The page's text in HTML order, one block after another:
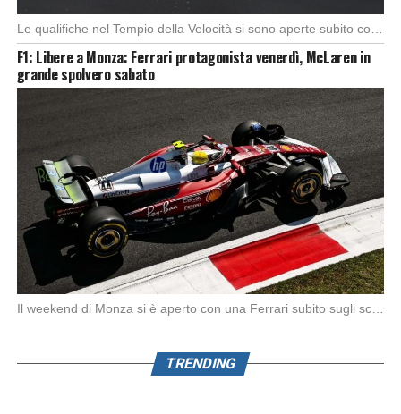
F1: Libere a Monza: Ferrari protagonista venerdì, McLaren in
grande spolvero sabato
Il weekend di Monza si è aperto con una Ferrari subito sugli scudi. Nella prima […]
TRENDING